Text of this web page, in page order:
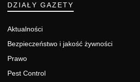
DZIAŁY GAZETY
Aktualności
Bezpieczeństwo i jakość żywności
Prawo
Pest Control